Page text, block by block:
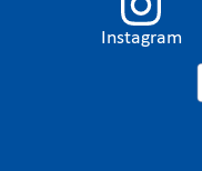
Instagram